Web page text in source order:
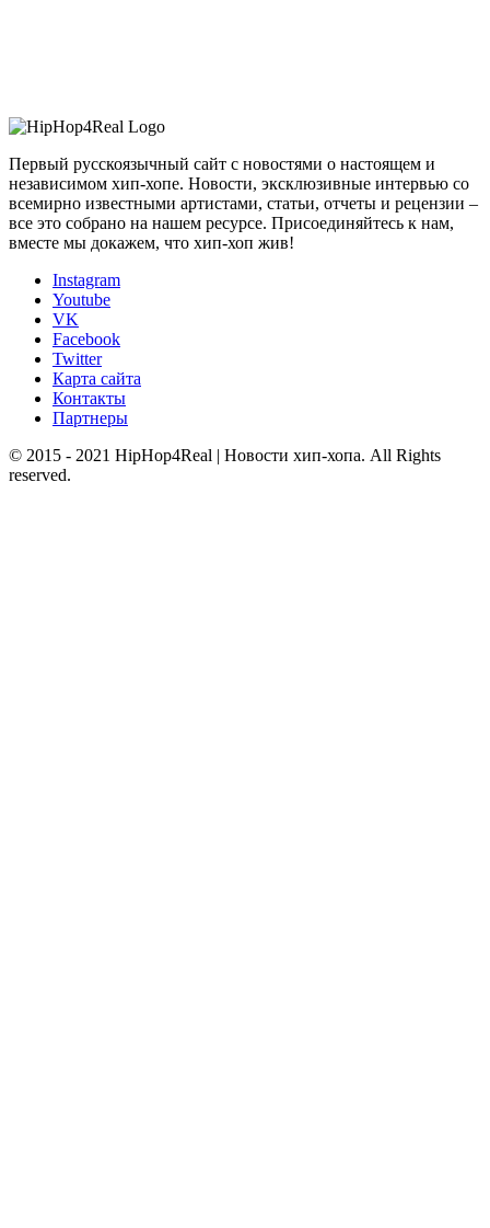
Первый русскоязычный сайт с новостями о настоящем и
независимом хип-хопе. Новости, эксклюзивные интервью со
всемирно известными артистами, статьи, отчеты и рецензии –
все это собрано на нашем ресурсе. Присоединяйтесь к нам,
вместе мы докажем, что хип-хоп жив!
Instagram
Youtube
VK
Facebook
Twitter
Карта сайта
Контакты
Партнеры
© 2015 - 2021 HipHop4Real | Новости хип-хопа. All Rights
reserved.